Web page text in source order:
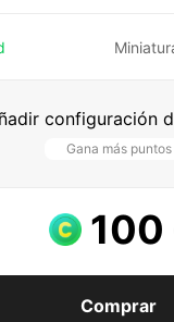
configuración
Gana más puntos
100
Comprar